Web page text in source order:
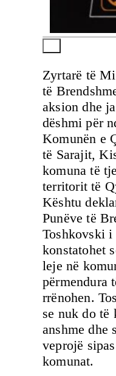
Zyrtarë të
të
aksion dhe
dëshmi për
Komunën e
të Sarajit,
komuna të
territorit të
Kështu
Punëve të
Toshkovski i
konstatohet
leje në
përmendura
rrënohen.
se nuk do të
anshme dhe
veprojë
komunat.